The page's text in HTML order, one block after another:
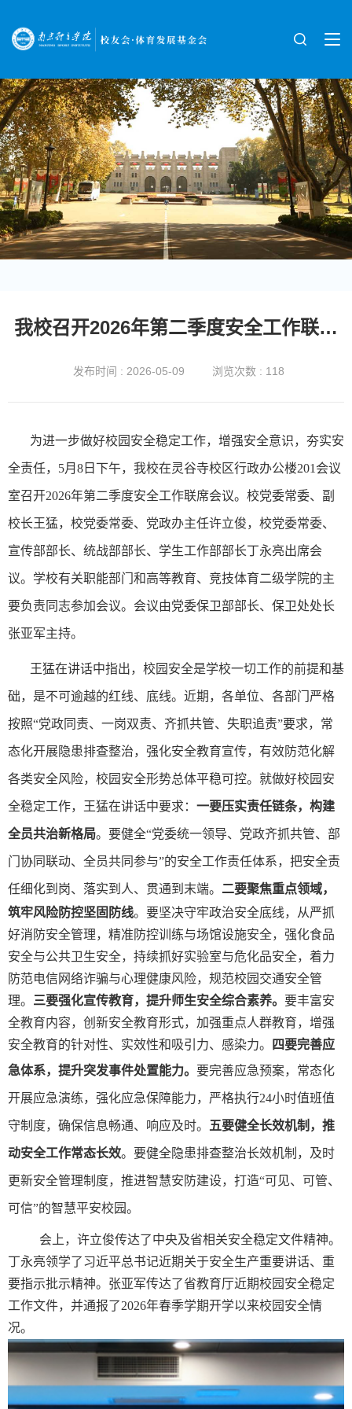
我校召开2026年第二季度安全工作联席
发布时间 : 2026-05-09 浏览次数 : 118
为进一步做好校园安全稳定工作，增强安全意识，夯实安
全责任， 5月8日下午，我校在灵谷寺校区行政办公楼201会议
室召开2026年第二季度安全工作联席会议。校党委常委、副
校长王猛，校党委常委、党政办主任许立俊，校党委常委、
宣传部部长、统战部部长、学生工作部部长丁永亮出席会
议。学校有关职能部门和高等教育、竞技体育二级学院的主
要负责同志参加会议。会议由党委保卫部部长、保卫处处长
张亚军主持。
王猛在讲话中指出，校园安全是学校一切工作的前提和基
础，是不可逾越的红线、底线。 近期，各单位、各部门严格
按照“党政同责、一岗双责、齐抓共管、失职追责”要求，常
态化开展隐患排查整治，强化安全教育宣传，有效防范化解
各类安全风险，校园安全形势总体平稳可控。就做好校园安
全稳定工作， 王猛在讲话中要求： 一要压实责任链条，构建
全员共治新格局。要健全“党委统一领导、党政齐抓共管、部
门协同联动、全员共同参与”的安全工作责任体系，把安全责
任细化到岗、落实到人、贯通到末端。 二要聚焦重点领域，
筑牢风险防控坚固防线。要坚决守牢政治安全底线，从严抓
好消防安全管理，精准防控训练与场馆设施安全，强化食品
安全与公共卫生安全，持续抓好实验室与危化品安全，着力
防范电信网络诈骗与心理健康风险，规范校园交通安全管
理。 三要强化宣传教育，提升师生安全综合素养。 要丰富安
全教育内容，创新安全教育形式，加强重点人群教育，增强
安全教育的针对性、实效性和吸引力、感染力。
四要完善应
急体系，提升突发事件处置能力。 要完善应急预案，常态化
开展应急演练，强化应急保障能力，严格执行24小时值班值
守制度，确保信息畅通、响应及时。 五要健全长效机制，推
动安全工作常态长效。要健全隐患排查整治长效机制，及时
更新安全管理制度，推进智慧安防建设，打造“可见、可管、
可信”的智慧平安校园。
会上，许立俊传达了中央及省相关安全稳定文件精神。
丁永亮领学了习近平总书记近期关于安全生产重要讲话、重
要指示批示精神。 张亚军传达了省教育厅近期校园安全稳定
工作文件，并通报了2026年春季学期开学以来校园安全情
况。